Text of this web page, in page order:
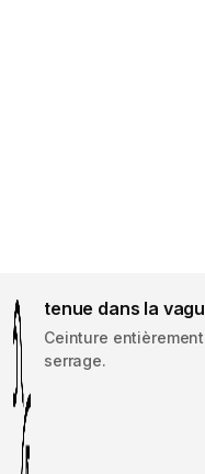
tenue dans la
Ceinture
serrage.